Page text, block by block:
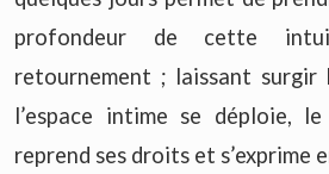
profondeur de cette
retournement ; laissant surgir
l’espace intime se déploie,
reprend ses droits et s’exprime